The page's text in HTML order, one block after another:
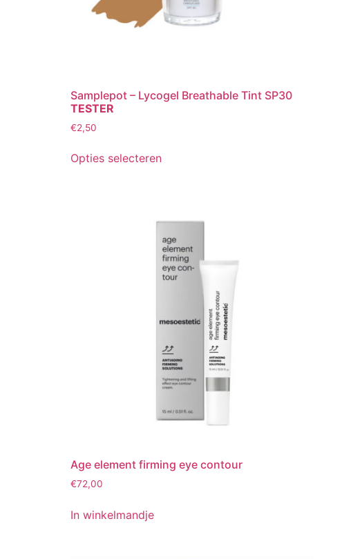
Samplepot – Lycogel Breathable Tint SP30
TESTER
€2,50
Opties selecterenproduct
optie
kan
gekozen
de
productpagina
Age element firming eye contour
€72,00
In winkelmandje